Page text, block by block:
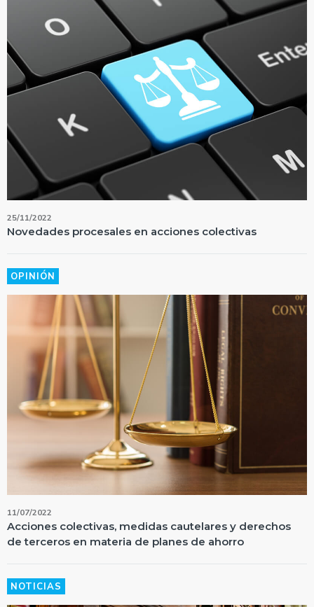
25/11/2022
Novedades procesales en acciones colectivas
OPINIÓN
11/07/2022
Acciones colectivas, medidas cautelares y derechos
de terceros en materia de planes de ahorro
NOTICIAS